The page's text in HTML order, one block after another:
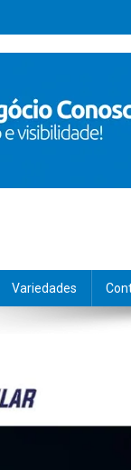
Variedades